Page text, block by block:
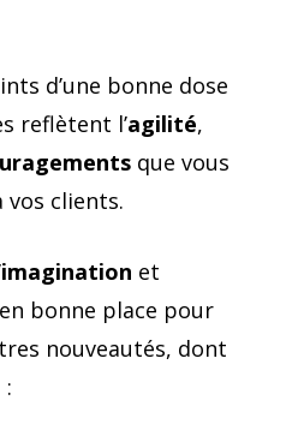
d’une bonne dose
reflètent l’agilité,
que vous
clients.
imagination et
bonne place pour
nouveautés, dont